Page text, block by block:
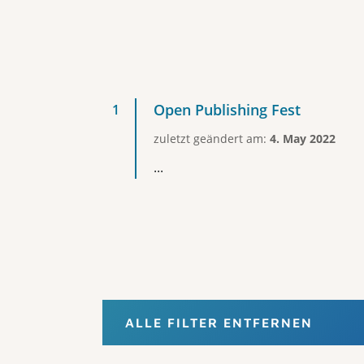
Open Publishing Fest
zuletzt geändert am: 4. May 2022
...
ALLE FILTER ENTFERNEN